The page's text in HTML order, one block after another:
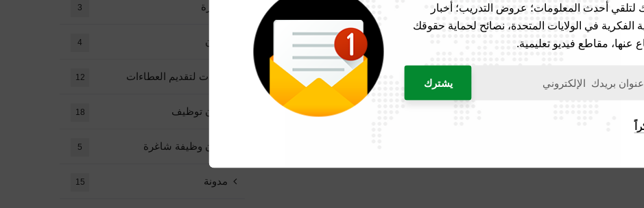
مذكرة 3
إعلان 4
دعوات لتقديم العطاءات 12
إعلان توظيف 18
إعلان وظيفة شاغرة 5
مدونة 15
لتلقي أحدث المعلومات؛ عروض التدريب؛ أخبار
الفكرية في الولايات المتحدة، نصائح لحماية حقوقك
عنها، مقاطع فيديو تعليمية.